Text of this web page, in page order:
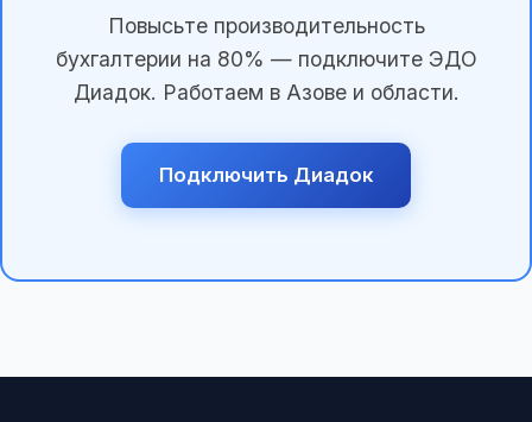
Повысьте производительность
бухгалтерии на 80% — подключите ЭДО
Диадок. Работаем в Азове и области.
Подключить Диадок